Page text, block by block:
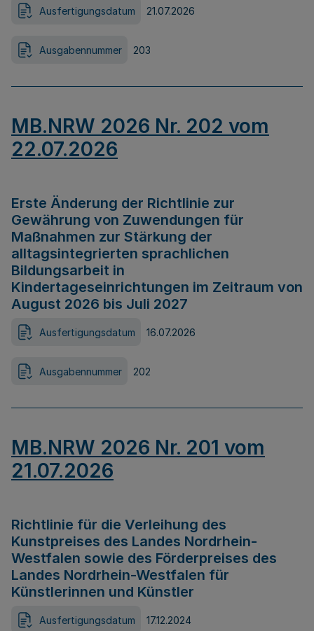
Ausfertigungsdatum 21.07.2026
Ausgabennummer 203
MB.NRW 2026 Nr. 202 vom
22.07.2026
Erste Änderung der Richtlinie zur
Gewährung von Zuwendungen für
Maßnahmen zur Stärkung der
alltagsintegrierten sprachlichen
Bildungsarbeit in
Kindertageseinrichtungen im Zeitraum von
August 2026 bis Juli 2027
Ausfertigungsdatum 16.07.2026
Ausgabennummer 202
MB.NRW 2026 Nr. 201 vom
21.07.2026
Richtlinie für die Verleihung des
Kunstpreises des Landes Nordrhein-
Westfalen sowie des Förderpreises des
Landes Nordrhein-Westfalen für
Künstlerinnen und Künstler
Ausfertigungsdatum 17.12.2024